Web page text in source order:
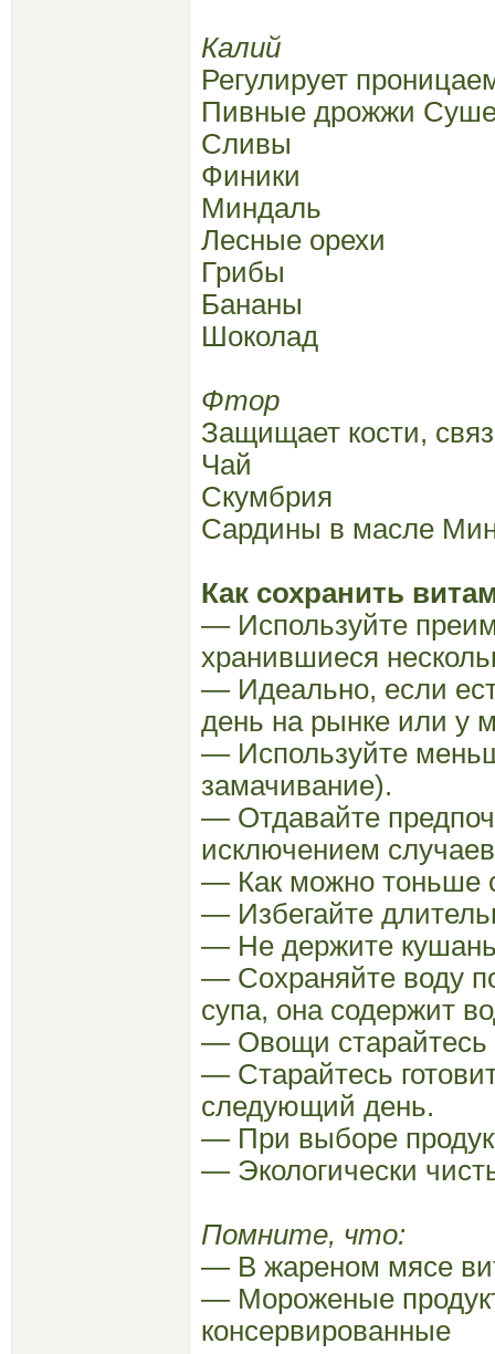
Калий
Регулирует
Пивные дрожжи
Сливы
Финики
Миндаль
Лесные орехи
Грибы
Бананы
Шоколад
Фтор
Защищает кости,
Чай
Скумбрия
Сардины в масле
Как сохранить
— Используйте
хранившиеся
— Идеально, если
день на рынке или у
— Используйте
замачивание).
— Отдавайте
исключением
— Как можно тоньше
— Избегайте
— Не держите
— Сохраняйте воду
супа, она содержит
— Овощи старайтесь
— Старайтесь
следующий день.
— При выборе
— Экологически
Помните, что:
— В жареном мясе
— Мороженые
консервированные